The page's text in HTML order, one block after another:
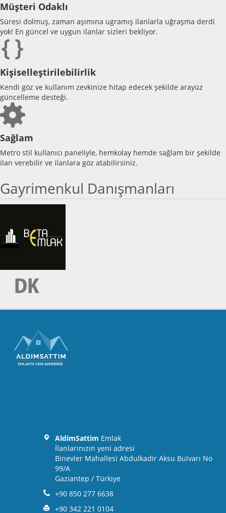
Müşteri Odaklı
Süresi dolmuş, zaman aşımına ugramış ilanlarla uğraşma derdi
yok! En güncel ve uygun ilanlar sizleri bekliyor.
Kişiselleştirilebilirlik
Kendi göz ve kullanım zevkinize hitap edecek şekilde arayüz
güncelleme desteği.
Sağlam
Metro stil kullanıcı paneliyle, hemkolay hemde sağlam bir şekilde
ilan verebilir ve ilanlara göz atabilirsiniz.
Gayrimenkul Danışmanları
AldimSattim Emlak
İlanlarınızın yeni adresi
Binevler Mahallesi Abdulkadir Aksu Bulvarı No
99/A
Gaziantep / Türkiye
+90 850 277 6638
+90 342 221 0104